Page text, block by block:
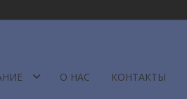
О НАС КОНТАКТЫ